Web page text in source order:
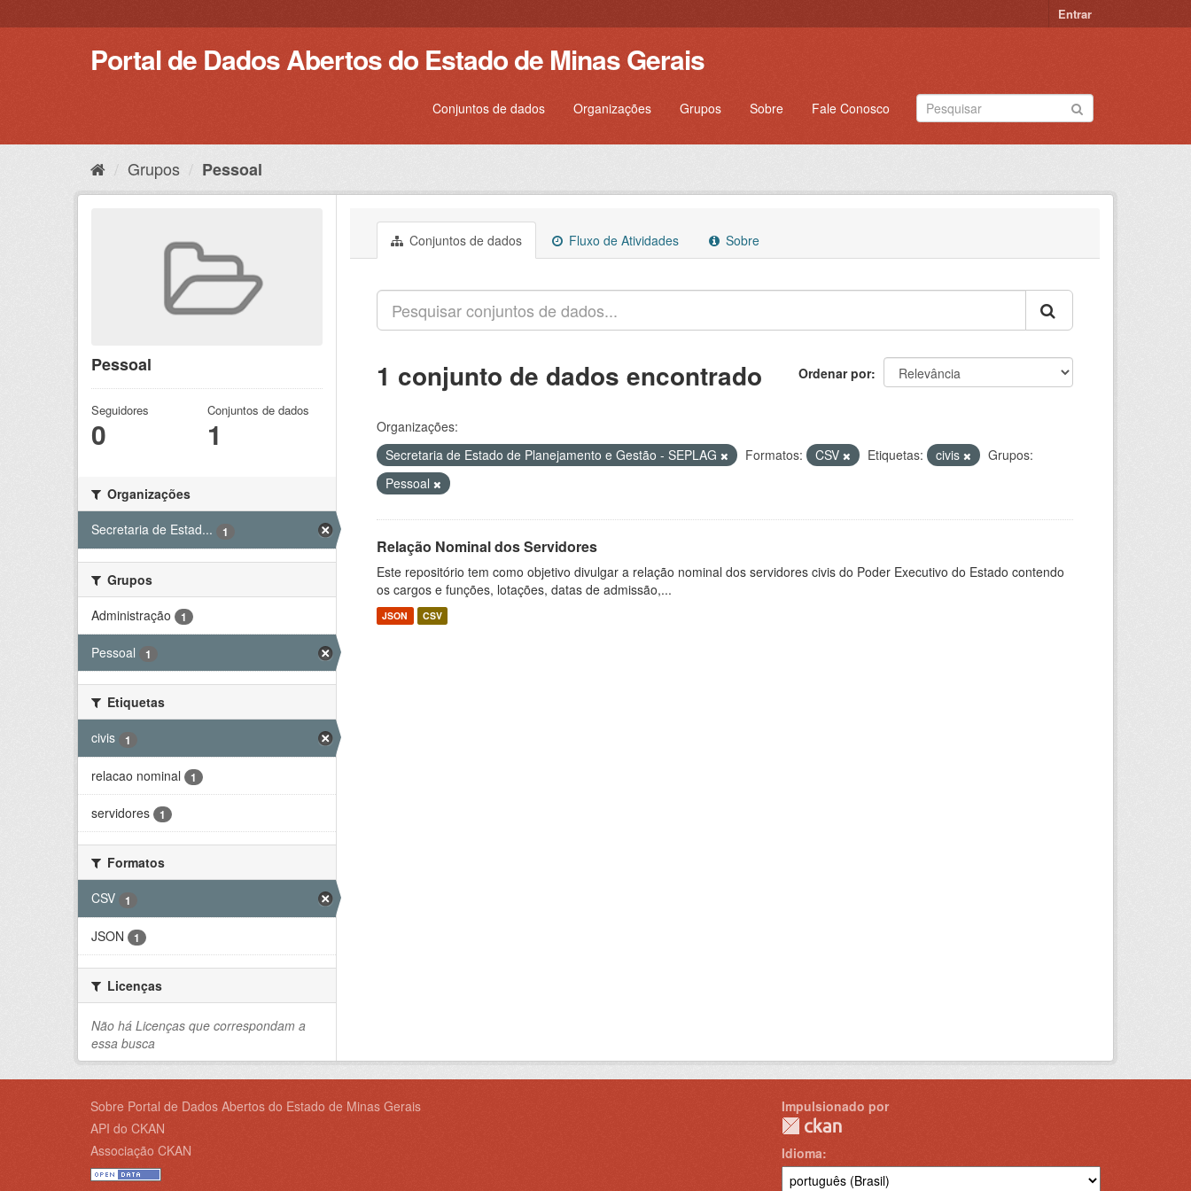
para
Entrar
Portal de Dados Abertos do Estado de Minas Gerais
Conjuntos de dados Organizações Grupos Sobre Fale Conosco
Grupos Pessoal
Pessoal
Seguidores
0
Conjuntos de dados
1
Organizações
Secretaria de Estad...
1
Grupos
Administração
1
Pessoal 1
Etiquetas
civis
1
relacao nominal 1
servidores 1
Formatos
CSV
1
JSON 1
Licenças
Não há Licenças que correspondam a
essa busca
Conjuntos de dados Fluxo de Atividades Sobre
Ordenar por
1 conjunto de dados encontrado
Organizações:
Secretaria de Estado de Planejamento e Gestão - SEPLAG
Formatos: CSV Etiquetas: civis
Grupos:
Pessoal
Relação Nominal dos Servidores
Este repositório tem como objetivo divulgar a relação nominal dos servidores civis do Poder Executivo do Estado contendo
os cargos e funções, lotações, datas de admissão,...
JSON CSV
Sobre Portal de Dados Abertos do Estado de Minas Gerais
API do CKAN
Associação CKAN
Impulsionado por
Idioma